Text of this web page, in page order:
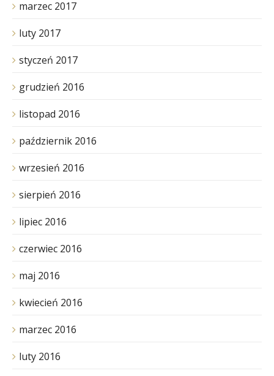
marzec 2017
luty 2017
styczeń 2017
grudzień 2016
listopad 2016
październik 2016
wrzesień 2016
sierpień 2016
lipiec 2016
czerwiec 2016
maj 2016
kwiecień 2016
marzec 2016
luty 2016